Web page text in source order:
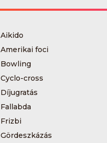
Aikido
Amerikai foci
Bowling
Cyclo-cross
Díjugratás
Fallabda
Frizbi
Gördeszkázás